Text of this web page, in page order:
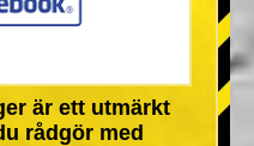
är ett utmärkt
rådgör med